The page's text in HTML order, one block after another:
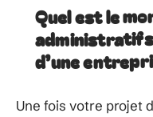
Quel est le
d’une
Une fois votre projet